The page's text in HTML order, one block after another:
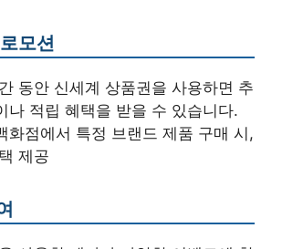
모션
동안 신세계 상품권을 사용하면 추
나 적립 혜택을 받을 수 있습니다.
화점에서 특정 브랜드 제품 구매 시,
제공